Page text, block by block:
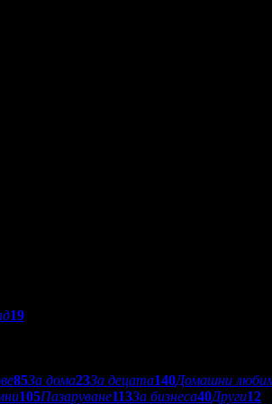
19
85За дома23За децата140Домашни
105Пазаруване113За бизнеса40Други12